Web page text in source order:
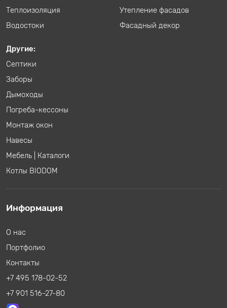
Теплоизоляция
Водостоки
Утепление фасадов
Фасадный декор
Другие:
Септики
Заборы
Дымоходы
Погреба-кессоны
Монтаж окон
Навесы
Мебель
Каталоги
Котлы BIODOM
Информация
О нас
Портфолио
Контакты
+7 495 178-02-52
+7 901 516-27-80